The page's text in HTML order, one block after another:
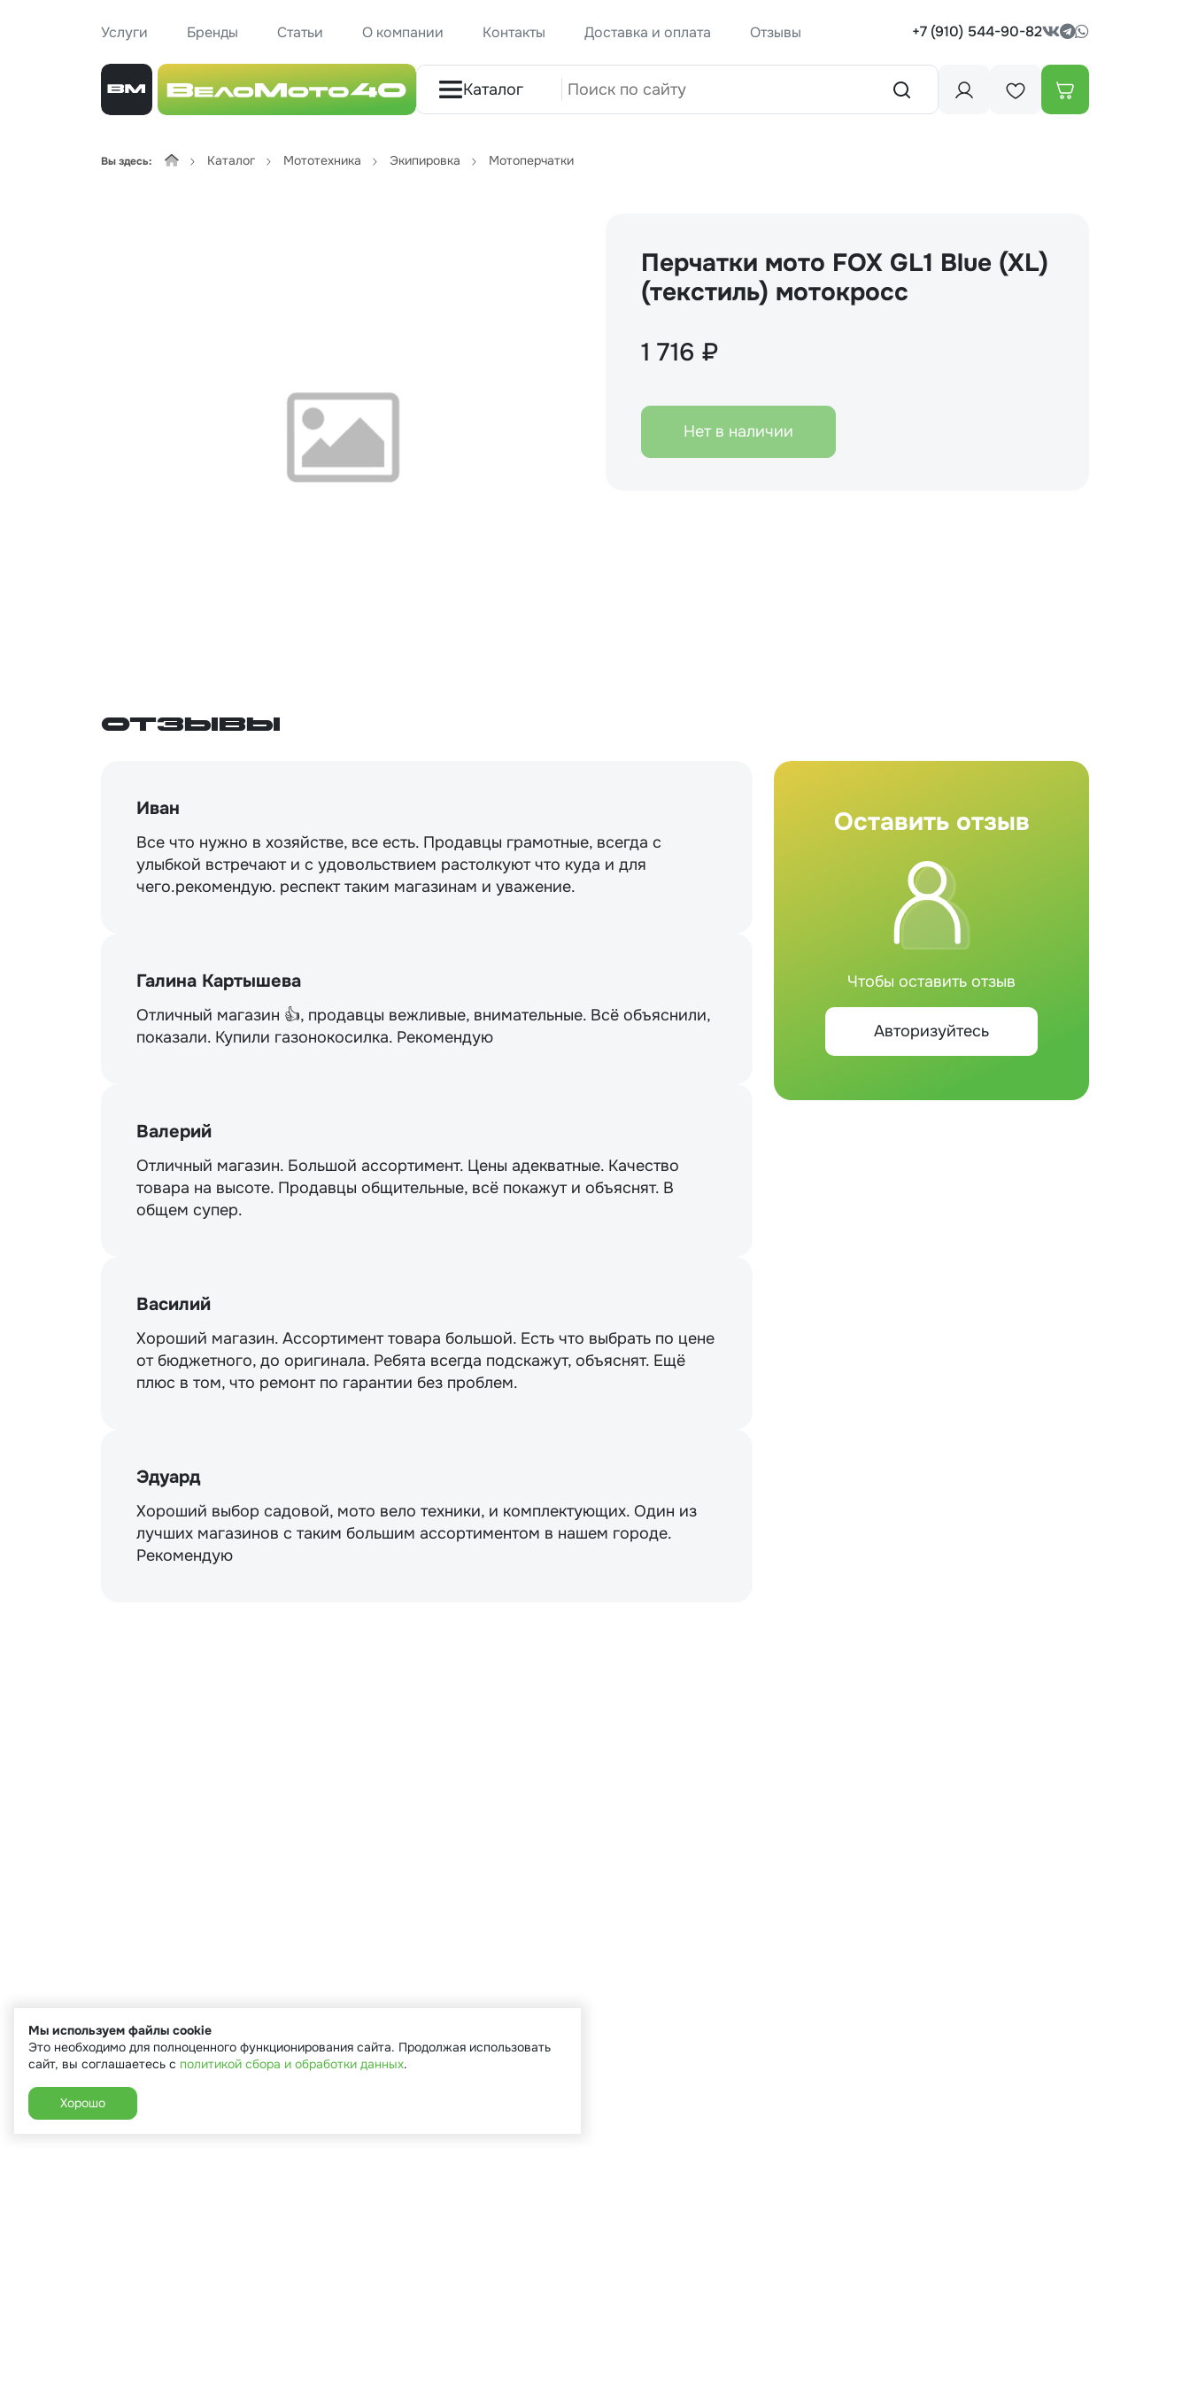
Услуги Бренды Статьи О компании Контакты Доставка и оплата Отзывы +7 (910) 544-90-82
Каталог
Вы здесь: Каталог Мототехника Экипировка Мотоперчатки
Перчатки мото FOX GL1 Blue (XL)
(текстиль) мотокросс
1 716 ₽
Нет в наличии
Отзывы
Иван
Все что нужно в хозяйстве, все есть. Продавцы грамотные, всегда с
улыбкой встречают и с удовольствием растолкуют что куда и для
чего.рекомендую. респект таким магазинам и уважение.
Галина Картышева
Отличный магазин 👍, продавцы вежливые, внимательные. Всё объяснили,
показали. Купили газонокосилка. Рекомендую
Валерий
Отличный магазин. Большой ассортимент. Цены адекватные. Качество
товара на высоте. Продавцы общительные, всё покажут и объяснят. В
общем супер.
Василий
Хороший магазин. Ассортимент товара большой. Есть что выбрать по цене
от бюджетного, до оригинала. Ребята всегда подскажут, объяснят. Ещё
плюс в том, что ремонт по гарантии без проблем.
Эдуард
Хороший выбор садовой, мото вело техники, и комплектующих. Один из
лучших магазинов с таким большим ассортиментом в нашем городе.
Рекомендую
Оставить отзыв
Чтобы оставить отзыв
Авторизуйтесь
Мы используем файлы cookie
Это необходимо для полноценного функционирования сайта. Продолжая использовать
сайт, вы соглашаетесь с политикой сбора и обработки данных.
Хорошо